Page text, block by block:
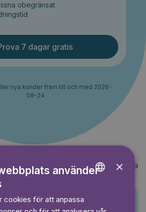
obegränsat
7 dagar gratis
nya kunder fram till och med 2026-
08-24
Visa alla
×
använder
cookies för att anpassa